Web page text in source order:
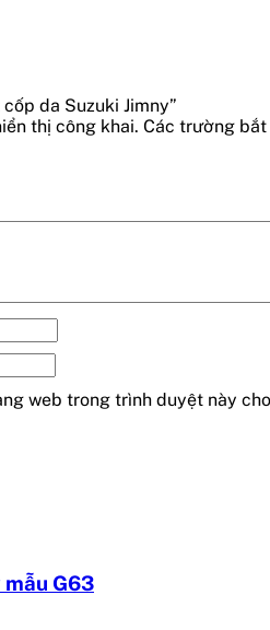
da Suzuki Jimny”
thị công khai. Các trường
web trong trình duyệt này
G63